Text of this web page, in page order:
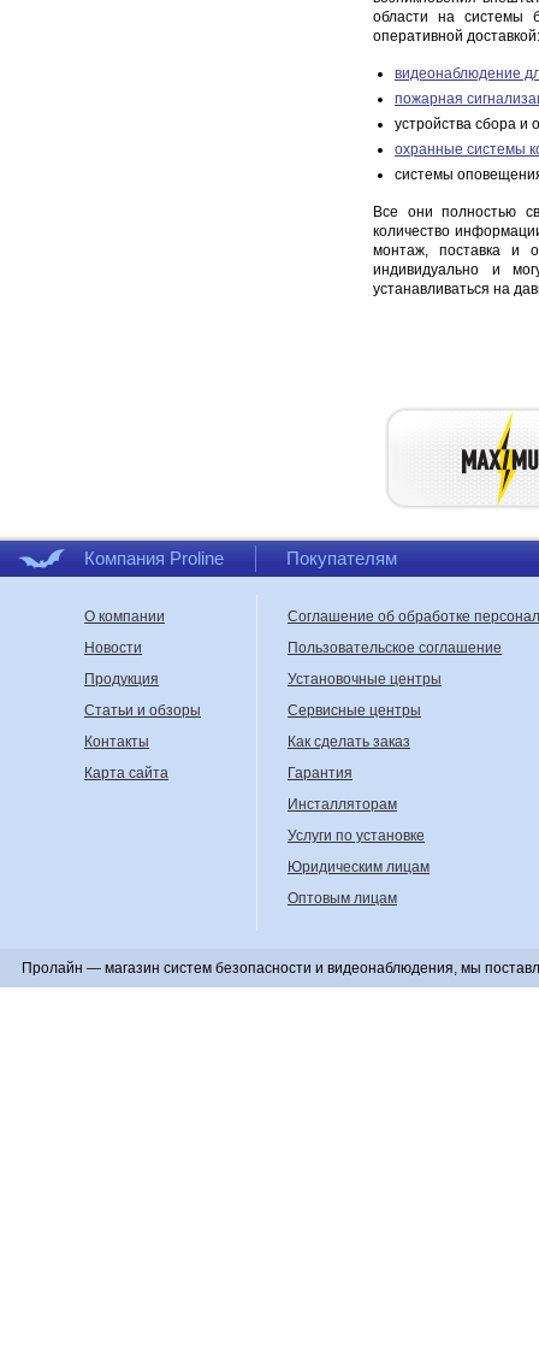
области на системы
оперативной доставкой:
видеонаблюдение
пожарная
устройства сбора и
охранные системы
системы
Все они полностью
количество
монтаж, поставка и
индивидуально и
устанавливаться на
Компания Proline Покупателям
О компании
Новости
Продукция
Статьи и обзоры
Контакты
Карта сайта
Соглашение об обработке
Пользовательское соглашение
Установочные центры
Сервисные центры
Как сделать заказ
Гарантия
Инсталляторам
Услуги по установке
Юридическим лицам
Оптовым лицам
Пролайн — магазин систем безопасности и видеонаблюдения, мы